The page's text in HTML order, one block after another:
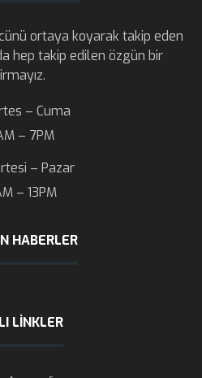
ortaya koyarak takip eden
hep takip edilen özgün bir
– Cuma
– 7PM
– Pazar
– 13PM
HABERLER
LINKLER